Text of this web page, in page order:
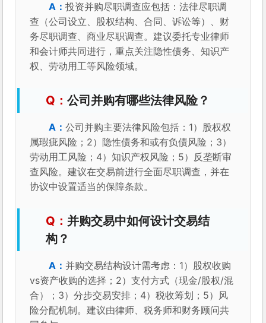
投资并购尽职调查应包括：法律尽职调
查（公司设立、股权结构、合同、诉讼等）、财
务尽职调查、商业尽职调查。建议委托专业律师
和会计师共同进行，重点关注隐性债务、知识产
权、劳动用工等风险领域。
公司并购有哪些法律风险？
公司并购主要法律风险包括：1）股权权
属瑕疵风险；2）隐性债务和或有负债风险；3）
劳动用工风险；4）知识产权风险；5）反垄断审
查风险。建议在交易前进行全面尽职调查，并在
协议中设置适当的保障条款。
并购交易中如何设计交易结
构？
并购交易结构设计需考虑：1）股权收购
vs资产收购的选择；2）支付方式（现金/股权/混
合）；3）分步交易安排；4）税收筹划；5）风
险分配机制。建议由律师、税务师和财务顾问共